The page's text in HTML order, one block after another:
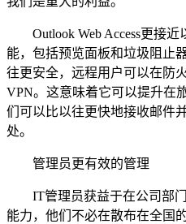
Outlook Web Access更接近
能，包括预览面板和垃圾阻止
往更安全，远程用户可以在防
VPN。这意味着它可以提升在
们可以比以往更快地接收邮件
处。
管理员更有效的管理
IT管理员获益于在公司部门
能力，他们不必在散布在全国